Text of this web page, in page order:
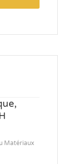
Matériaux